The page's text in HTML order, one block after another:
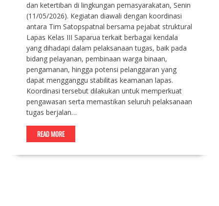
dan ketertiban di lingkungan pemasyarakatan, Senin
(11/05/2026). Kegiatan diawali dengan koordinasi
antara Tim Satopspatnal bersama pejabat struktural
Lapas Kelas III Saparua terkait berbagai kendala
yang dihadapi dalam pelaksanaan tugas, baik pada
bidang pelayanan, pembinaan warga binaan,
pengamanan, hingga potensi pelanggaran yang
dapat mengganggu stabilitas keamanan lapas.
Koordinasi tersebut dilakukan untuk memperkuat
pengawasan serta memastikan seluruh pelaksanaan
tugas berjalan…
READ MORE